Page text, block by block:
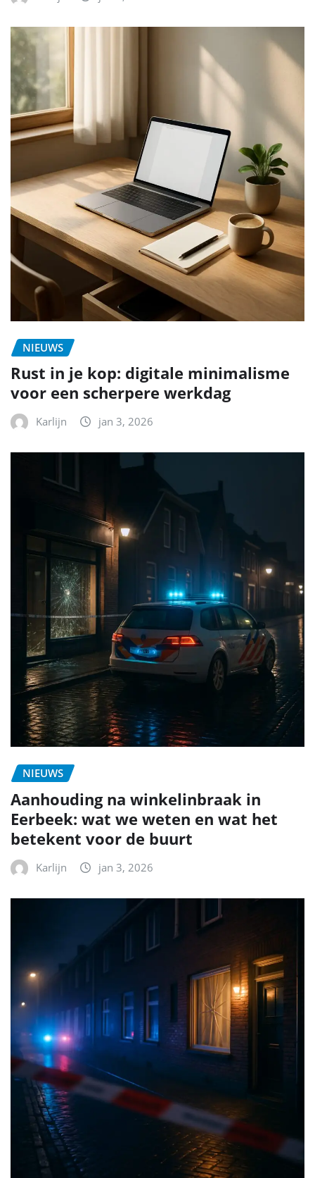
NIEUWS
Rust in je kop: digitale minimalisme
voor een scherpere werkdag
Karlijn jan 3, 2026
NIEUWS
Aanhouding na winkelinbraak in
Eerbeek: wat we weten en wat het
betekent voor de buurt
Karlijn jan 3, 2026